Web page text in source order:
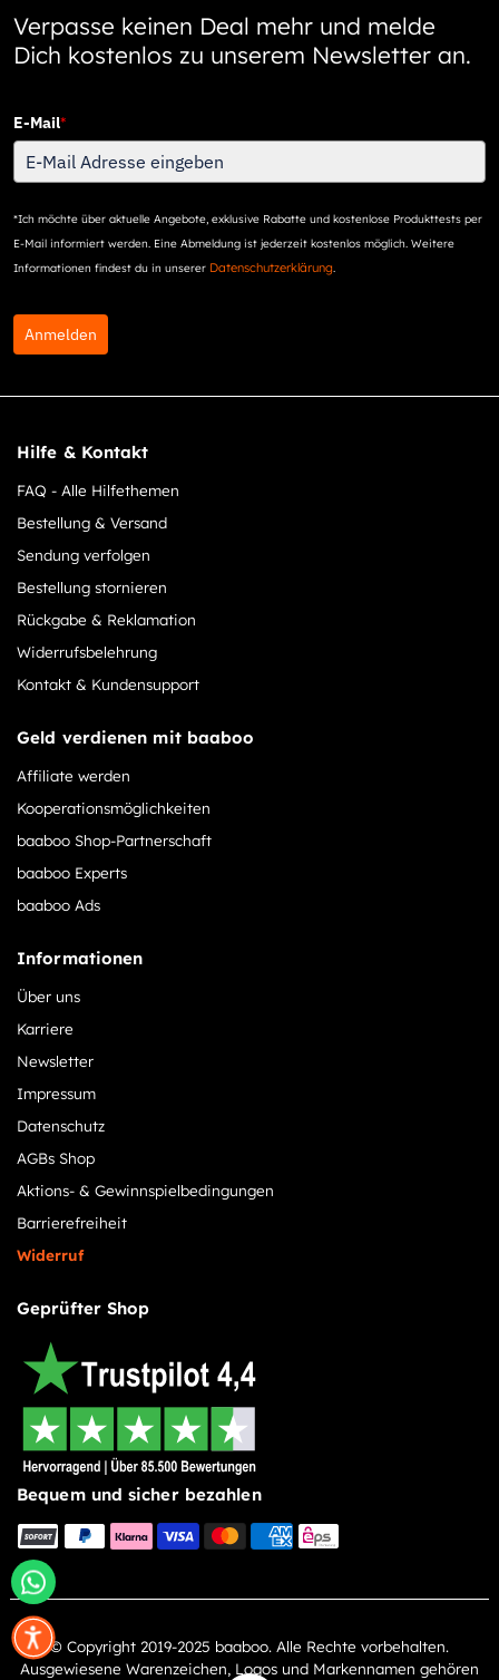
Verpasse keinen Deal mehr und melde
Dich kostenlos zu unserem Newsletter an.
E-Mail*
*Ich möchte über aktuelle Angebote, exklusive Rabatte und kostenlose Produkttests per
E-Mail informiert werden. Eine Abmeldung ist jederzeit kostenlos möglich. Weitere
Informationen findest du in unserer Datenschutzerklärung.
Anmelden
Hilfe & Kontakt
FAQ - Alle Hilfethemen
Bestellung & Versand
Sendung verfolgen
Bestellung stornieren
Rückgabe & Reklamation
Widerrufsbelehrung
Kontakt & Kundensupport
Geld verdienen mit baaboo
Affiliate werden
Kooperationsmöglichkeiten
baaboo Shop-Partnerschaft
baaboo Experts
baaboo Ads
Informationen
Über uns
Karriere
Newsletter
Impressum
Datenschutz
AGBs Shop
Aktions- & Gewinnspielbedingungen
Barrierefreiheit
Widerruf
Geprüfter Shop
Bequem und sicher bezahlen
© Copyright 2019-2025 baaboo. Alle Rechte vorbehalten.
Ausgewiesene Warenzeichen, Logos und Markennamen gehören